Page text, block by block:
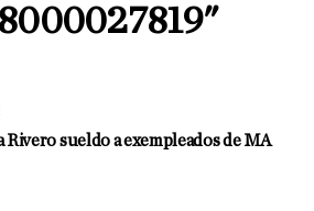
Rivero sueldo a exempleados de MA